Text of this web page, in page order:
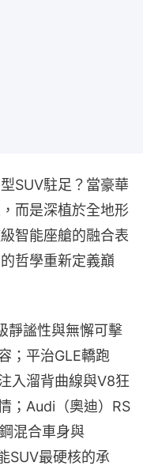
SUV駐足？當豪華
而是深植於全地形
智能座艙的融合表
哲學重新定義巔
靜謐性與無懈可擊
；平治GLE轎跑
入溜背曲線與V8狂
；Audi（奧迪）RS
混合車身與
SUV最硬核的承